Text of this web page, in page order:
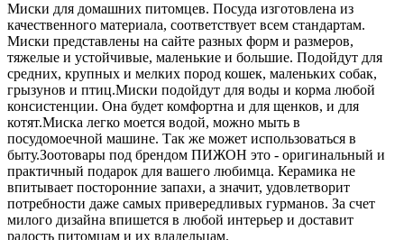
Миски для домашних питомцев. Посуда изготовлена из
качественного материала, соответствует всем стандартам.
Миски представлены на сайте разных форм и размеров,
тяжелые и устойчивые, маленькие и большие. Подойдут для
средних, крупных и мелких пород кошек, маленьких собак,
грызунов и птиц.Миски подойдут для воды и корма любой
консистенции. Она будет комфортна и для щенков, и для
котят.Миска легко моется водой, можно мыть в
посудомоечной машине. Так же может использоваться в
быту.Зоотовары под брендом ПИЖОН это - оригинальный и
практичный подарок для вашего любимца. Керамика не
впитывает посторонние запахи, а значит, удовлетворит
потребности даже самых привередливых гурманов. За счет
милого дизайна впишется в любой интерьер и доставит
радость питомцам и их владельцам.